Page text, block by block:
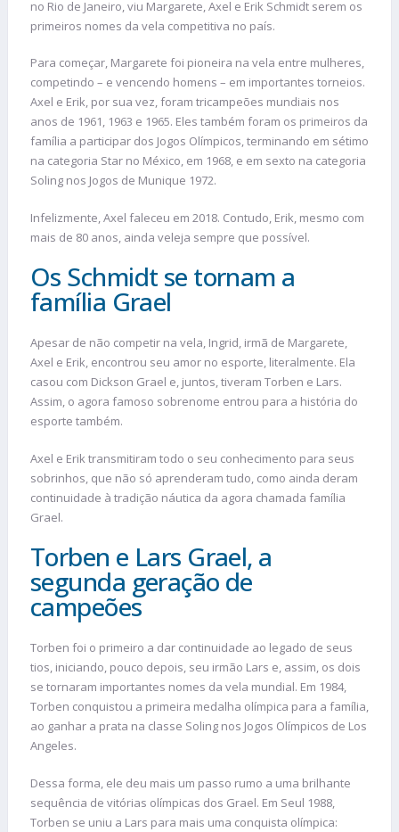
no Rio de Janeiro, viu Margarete, Axel e Erik Schmidt serem os
primeiros nomes da vela competitiva no país.
Para começar, Margarete foi pioneira na vela entre mulheres,
competindo – e vencendo homens – em importantes torneios.
Axel e Erik, por sua vez, foram tricampeões mundiais nos
anos de 1961, 1963 e 1965. Eles também foram os primeiros da
família a participar dos Jogos Olímpicos, terminando em sétimo
na categoria Star no México, em 1968, e em sexto na categoria
Soling nos Jogos de Munique 1972.
Infelizmente, Axel faleceu em 2018. Contudo, Erik, mesmo com
mais de 80 anos, ainda veleja sempre que possível.
Os Schmidt se tornam a
família Grael
Apesar de não competir na vela, Ingrid, irmã de Margarete,
Axel e Erik, encontrou seu amor no esporte, literalmente. Ela
casou com Dickson Grael e, juntos, tiveram Torben e Lars.
Assim, o agora famoso sobrenome entrou para a história do
esporte também.
Axel e Erik transmitiram todo o seu conhecimento para seus
sobrinhos, que não só aprenderam tudo, como ainda deram
continuidade à tradição náutica da agora chamada família
Grael.
Torben e Lars Grael, a
segunda geração de
campeões
Torben foi o primeiro a dar continuidade ao legado de seus
tios, iniciando, pouco depois, seu irmão Lars e, assim, os dois
se tornaram importantes nomes da vela mundial. Em 1984,
Torben conquistou a primeira medalha olímpica para a família,
ao ganhar a prata na classe Soling nos Jogos Olímpicos de Los
Angeles.
Dessa forma, ele deu mais um passo rumo a uma brilhante
sequência de vitórias olímpicas dos Grael. Em Seul 1988,
Torben se uniu a Lars para mais uma conquista olímpica: